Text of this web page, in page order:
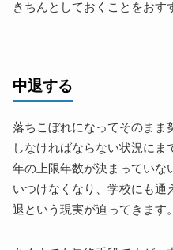
きちんとしておくことをおす
中退する
落ちこぼれになってそのまま
しなければならない状況にま
年の上限年数が決まっていな
いつけなくなり、学校にも通
退という現実が迫ってきます。